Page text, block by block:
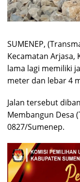
SUMENEP,
Kecamatan Arjasa,
lama lagi memiliki
meter dan lebar 4
Jalan tersebut
Membangun Desa
0827/Sumenep.